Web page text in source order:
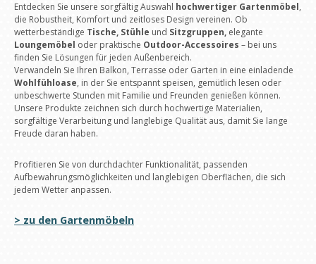
Entdecken Sie unsere sorgfältig Auswahl hochwertiger Gartenmöbel,
die Robustheit, Komfort und zeitloses Design vereinen. Ob
wetterbeständige Tische, Stühle und Sitzgruppen, elegante
Loungemöbel oder praktische Outdoor-Accessoires – bei uns
finden Sie Lösungen für jeden Außenbereich.
Verwandeln Sie Ihren Balkon, Terrasse oder Garten in eine einladende
Wohlfühloase, in der Sie entspannt speisen, gemütlich lesen oder
unbeschwerte Stunden mit Familie und Freunden genießen können.
Unsere Produkte zeichnen sich durch hochwertige Materialien,
sorgfältige Verarbeitung und langlebige Qualität aus, damit Sie lange
Freude daran haben.
Profitieren Sie von durchdachter Funktionalität, passenden
Aufbewahrungsmöglichkeiten und langlebigen Oberflächen, die sich
jedem Wetter anpassen.
> zu den Gartenmöbeln